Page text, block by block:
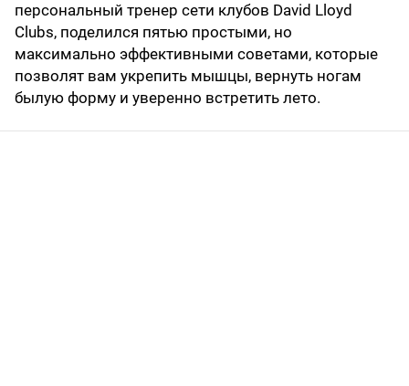
персональный тренер сети клубов David Lloyd
Clubs, поделился пятью простыми, но
максимально эффективными советами, которые
позволят вам укрепить мышцы, вернуть ногам
былую форму и уверенно встретить лето.